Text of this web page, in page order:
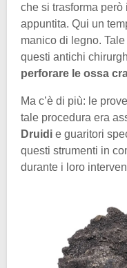
che si trasforma
appuntita. Qui un
manico di legno.
questi antichi
perforare le ossa
Ma c’è di più: le
tale procedura era
Druidi e guaritori
questi strumenti in
durante i loro